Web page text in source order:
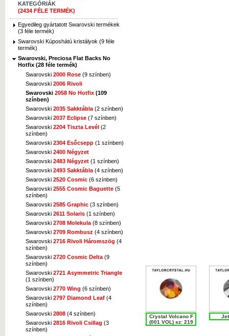
KATEGÓRIÁK
(2434 FÉLE TERMÉK)
Egyedileg gyártatott Swarovski termékek
(3 féle termék)
Swarovski Kúposhátú kristályok (9 féle
termék)
Swarovski, Preciosa Flat Backs No
Hotfix (28 féle termék)
Swarovski 2000 Rose (9 színben)
Swarovski 2006 Rivoli
Swarovski 2058 No Hotfix (109
színben)
Swarovski 2035 Sakktábla (2 színben)
Swarovski 2037 Eclipse (7 színben)
Swarovski 2204 Tiszta Levél (2
színben)
Swarovski 2304 Esőcsepp (1 színben)
Swarovski 2400 Négyzet
Swarovski 2483 Négyzet (1 színben)
Swarovski 2493 Sakktábla (4 színben)
Swarovski 2520 Cosmic (6 színben)
Swarovski 2555 Cosmic Baguette (5
színben)
Swarovski 2585 Graphic (3 színben)
Swarovski 2611 Solaris (1 színben)
Swarovski 2708 Molekula (8 színben)
Swarovski 2709 Rombusz (4 színben)
Swarovski 2716 Rivoli Háromszög (4
színben)
Swarovski 2720 Cosmic Delta (9
színben)
Swarovski 2721 Asymmetric Triangle
(1 színben)
Swarovski 2770 Wing (6 színben)
Swarovski 2797 Diamond Leaf (4
színben)
Swarovski 2808 (4 színben)
Swarovski 2816 Rivoli Csillag (3
színben)
Crystal Volcano F
(001 VOL) sz: 219